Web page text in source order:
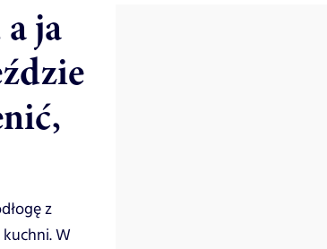
ja
z
W